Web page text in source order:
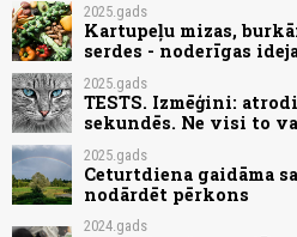
2025.gads
Kartupeļu mizas,
serdes - noderīgas
2025.gads
TESTS. Izmēģini:
sekundēs. Ne visi to
2025.gads
Ceturtdiena gaidāma
nodārdēt pērkons
2024.gads